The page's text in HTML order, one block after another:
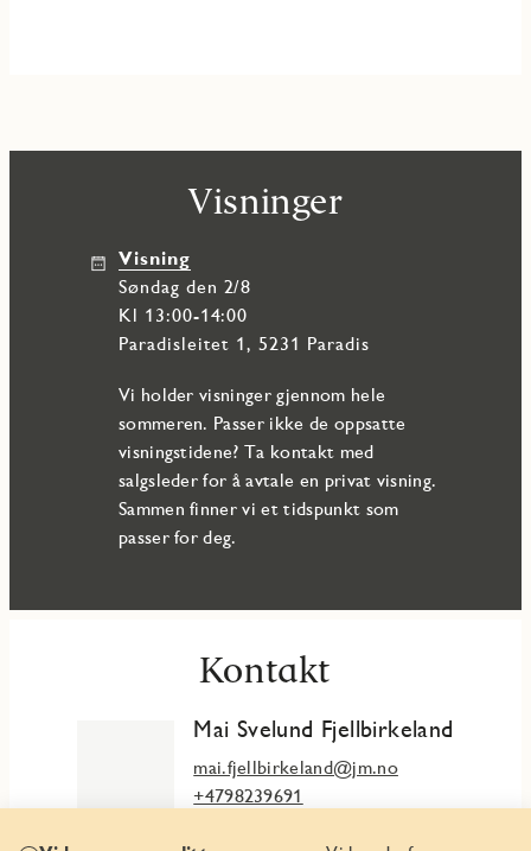
Visninger
Visning
søndag den 2/8
Kl 13:00-14:00
Paradisleitet 1, 5231 Paradis
Vi holder visninger gjennom hele
sommeren. Passer ikke de oppsatte
visningstidene? Ta kontakt med
salgsleder for å avtale en privat visning.
Sammen finner vi et tidspunkt som
passer for deg.
Kontakt
Mai Svelund Fjellbirkeland
mai.fjellbirkeland@jm.no
+4798239691